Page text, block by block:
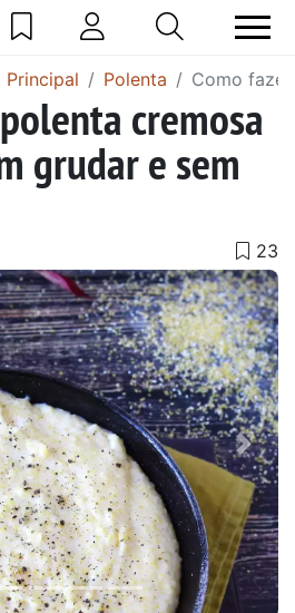
Principal Polenta Como
cremosa
grudar e sem
Next